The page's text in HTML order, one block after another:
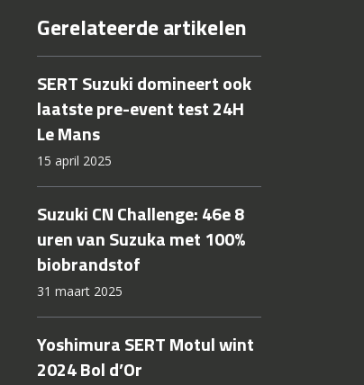
Gerelateerde artikelen
SERT Suzuki domineert ook
laatste pre-event test 24H
Le Mans
15 april 2025
Suzuki CN Challenge: 46e 8
uren van Suzuka met 100%
biobrandstof
31 maart 2025
Yoshimura SERT Motul wint
2024 Bol d’Or